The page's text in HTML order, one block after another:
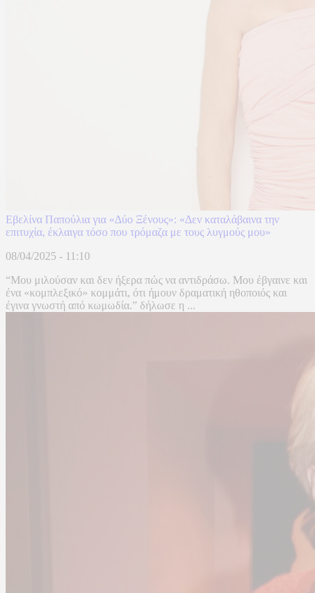
Εβελίνα Παπούλια για «Δύο Ξένους»: «Δεν καταλάβαινα την
επιτυχία, έκλαιγα τόσο που τρόμαζα με τους λυγμούς μου»
08/04/2025 - 11:10
“Μου μιλούσαν και δεν ήξερα πώς να αντιδράσω. Μου έβγαινε και
ένα «κομπλεξικό» κομμάτι, ότι ήμουν δραματική ηθοποιός και
έγινα γνωστή από κωμωδία.” δήλωσε η ...